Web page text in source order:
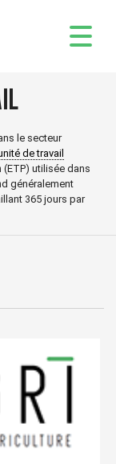
le secteur
de travail
utilisée dans
généralement
365 jours par